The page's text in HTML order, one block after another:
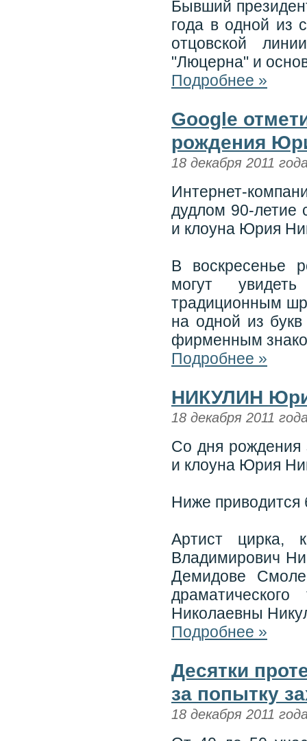
Бывший
года в одной из
отцовской
"Люцерна" и
Подробнее »
Google
рождения
18 декабря 2011
Интернет-
дудлом 90-летие
и клоуна Юрия
В воскресенье
могут
традиционным
на одной из букв
фирменным
Подробнее »
НИКУЛИН
18 декабря 2011
Со дня рождения
и клоуна Юрия
Ниже приводится
Артист цирка,
Владимирович
Демидове
Николаевны
Подробнее »
Десятки
за попытку
18 декабря 2011